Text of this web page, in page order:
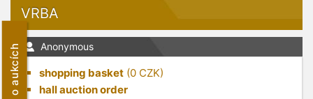
o aukcích
VRBA
Anonymous
shopping basket (0 CZK)
hall auction order